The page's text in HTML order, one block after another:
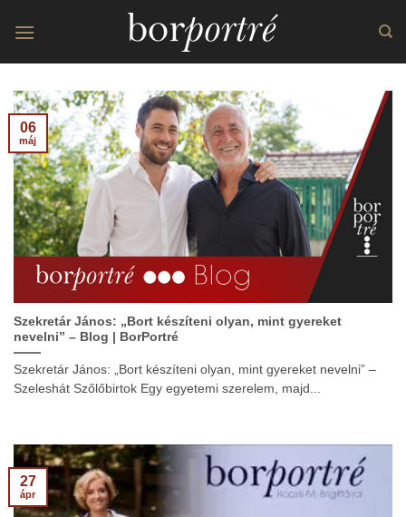
Szekretár János: „Bort készíteni olyan, mint gyereket
nevelni” – Blog | BorPortré
Szekretár János: „Bort készíteni olyan, mint gyereket nevelni” –
Szeleshát Szőlőbirtok Egy egyetemi szerelem, majd...
06
máj
27
ápr